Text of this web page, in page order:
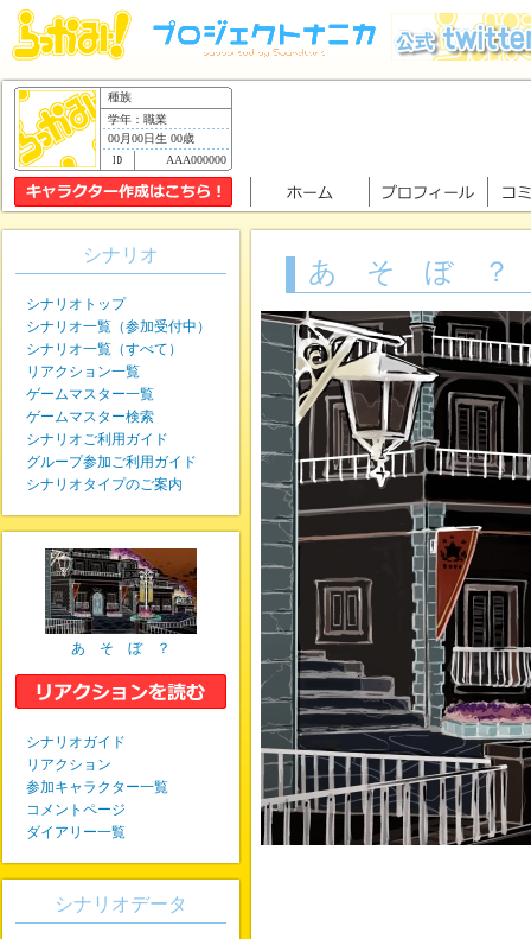
種族
学年：職業
00月00日生 00歳
AAA000000
あ そ ぼ ？
シナリオ
シナリオトップ
シナリオ一覧（参加受付中）
シナリオ一覧（すべて）
リアクション一覧
ゲームマスター一覧
ゲームマスター検索
シナリオご利用ガイド
グループ参加ご利用ガイド
シナリオタイプのご案内
あ そ ぼ ？
シナリオガイド
リアクション
参加キャラクター一覧
コメントページ
ダイアリー一覧
シナリオデータ